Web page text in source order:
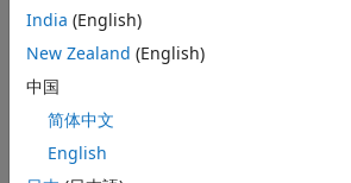
0x0 empty GraphicsPlaceholder array.
例如，要通过查询根
使用
India (English)
New Zealand (English)
中国
简体中文
English